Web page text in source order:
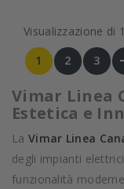
Visualizzazione di
1
2 3
Vimar Linea
Estetica e
La Vimar Linea
degli impianti
funzionalità